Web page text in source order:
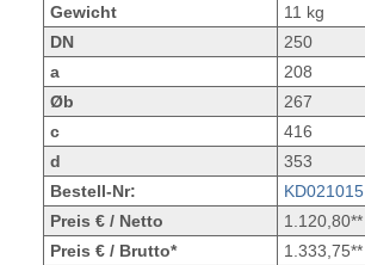
Gewicht
11 kg
DN
250
a
208
Øb
267
c
416
d
353
Bestell-Nr:
KD021015
Preis € / Netto
1.120,80**
Preis € / Brutto*
1.333,75**